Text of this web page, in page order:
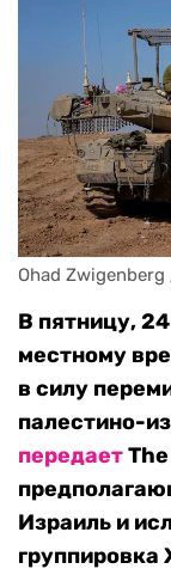
Ohad Zwigenberg
В пятницу,
местному
в силу
палестино-
передает
Израиль и
группировка